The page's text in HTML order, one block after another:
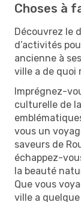
Choses à
Découvrez le
d’activités
ancienne à
ville a de quoi
Imprégnez-
culturelle de
vous un
saveurs de
échappez-
la beauté
Que vous
ville a